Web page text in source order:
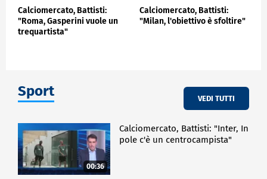
Calciomercato, Battisti:
"Roma, Gasperini vuole un
trequartista"
Calciomercato, Battisti:
"Milan, l'obiettivo è sfoltire"
Sport VEDI TUTTI
00:36
Calciomercato, Battisti: "Inter, In
pole c'è un centrocampista"